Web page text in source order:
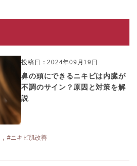
投稿日：2024年09月19日
鼻の頭にできるニキビは内臓が
不調のサイン？原因と対策を解
説
, #ニキビ肌改善